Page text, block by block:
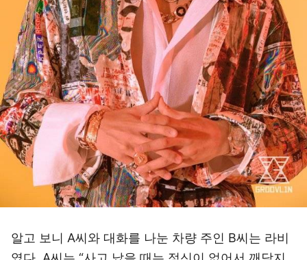
알고 보니 A씨와 대화를 나눈 차량 주인 B씨는 라비